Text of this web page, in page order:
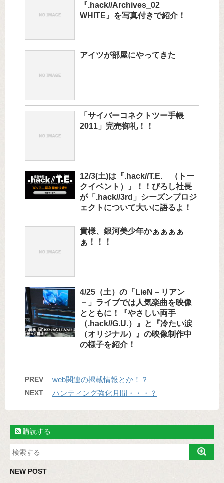
『.hack//Archives_02
WHITE』を写真付きで紹介！
アイツが部屋にやってきた
「サイバーコネクトツー手帳
2011」完売御礼！！
12/3(土)は『.hack//T.E. （トー
クイベント）』！！ぴろし社長
が「.hack//3rd」シーズンプロジ
ェクトについて大いに語るよ！
貴様、銀河美少年かぁぁぁぁ
ぁ！！！
4/25（土）の「LieN－リアン
－」ライブでは人気楽曲を映像
とともに！『やさしい両手
（.hack//G.U.）』と『冷たい涙
（オリジナル）』の映像制作中
の様子を紹介！
PREV web関連の掲載情報とか！？
NEXT ハンティング強化月間・・・？
購読する
NEW POST